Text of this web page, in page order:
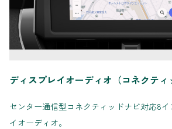
ディスプレイオーディオ（コネクティ
センター通信型コネクティッドナビ対応8
イオーディオ。